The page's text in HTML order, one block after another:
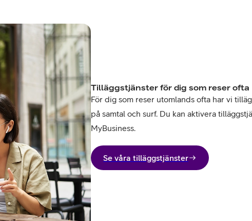
Tilläggstjänster för dig som reser ofta
För dig som reser utomlands ofta har vi
på samtal och surf. Du kan aktivera
MyBusiness.
Se våra tilläggstjänster